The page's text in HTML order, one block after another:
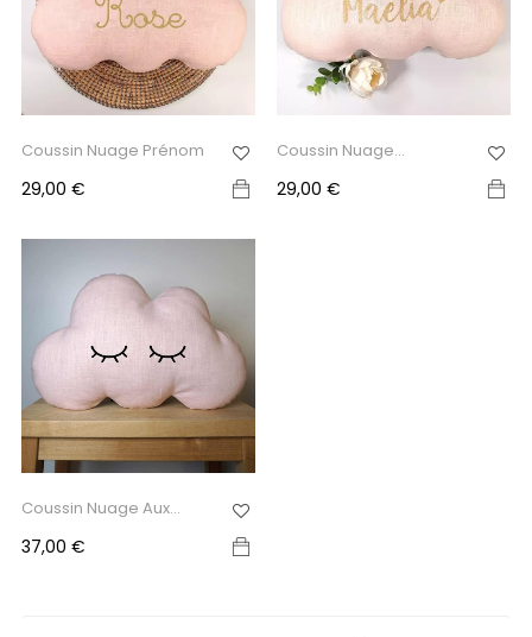
Coussin Nuage Prénom
Prix
29,00 €
Coussin Nuage
Prix
29,00 €
Coussin Nuage Aux
Prix
37,00 €